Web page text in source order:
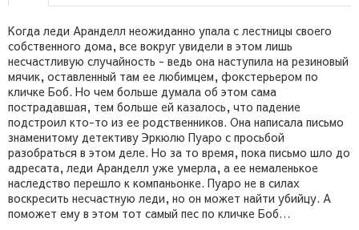
Когда леди Аранделл неожиданно упала с лестницы своего
собственного дома, все вокруг увидели в этом лишь
несчастливую случайность - ведь она наступила на резиновый
мячик, оставленный там ее любимцем, фокстерьером по
кличке Боб. Но чем больше думала об этом сама
пострадавшая, тем больше ей казалось, что падение
подстроил кто-то из ее родственников. Она написала письмо
знаменитому детективу Эркюлю Пуаро с просьбой
разобраться в этом деле. Но за то время, пока письмо шло до
адресата, леди Аранделл уже умерла, а ее немаленькое
наследство перешло к компаньонке. Пуаро не в силах
воскресить несчастную леди, но он может найти убийцу. А
поможет ему в этом тот самый пес по кличке Боб…